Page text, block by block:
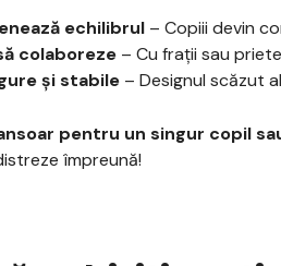
echilibrul – Copiii devin
colaboreze – Cu frații sau
și stabile – Designul scăzut
pentru un singur copil
împreună!